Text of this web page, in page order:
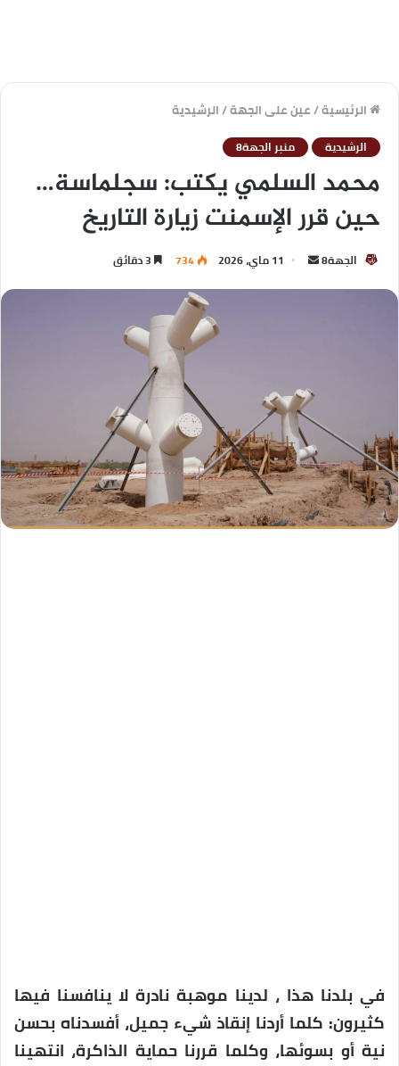
الرئيسية/عين على الجهة/الرشيدية
الرشيدية منبر الجهة8
محمد السلمي يكتب: سجلماسة…
حين قرر الإسمنت زيارة التاريخ
الجهة8 11 ماي، 2026 734
في بلدنا هذا ، لدينا موهبة نادرة لا ينافسنا فيها
كثيرون: كلما أردنا إنقاذ شيء جميل، أفسدناه بحسن
نية أو بسوئها، وكلما قررنا حماية الذاكرة، انتهينا